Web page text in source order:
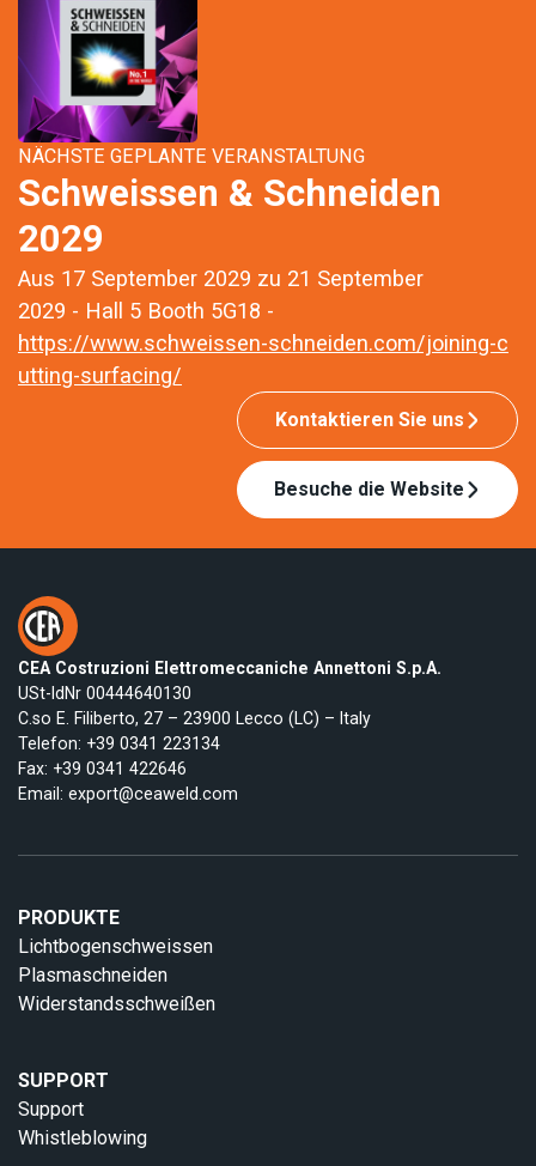
NÄCHSTE GEPLANTE VERANSTALTUNG
Schweissen & Schneiden
2029
Aus 17 September 2029 zu 21 September
2029 - Hall 5 Booth 5G18 -
https://www.schweissen-schneiden.com/joining-c
utting-surfacing/
Kontaktieren Sie uns
Besuche die Website
CEA Costruzioni Elettromeccaniche Annettoni S.p.A.
USt-IdNr 00444640130
C.so E. Filiberto, 27 – 23900 Lecco (LC) – Italy
Telefon: +39 0341 223134
Fax: +39 0341 422646
Email: export@ceaweld.com
PRODUKTE
Lichtbogenschweissen
Plasmaschneiden
Widerstandsschweißen
SUPPORT
Support
Whistleblowing